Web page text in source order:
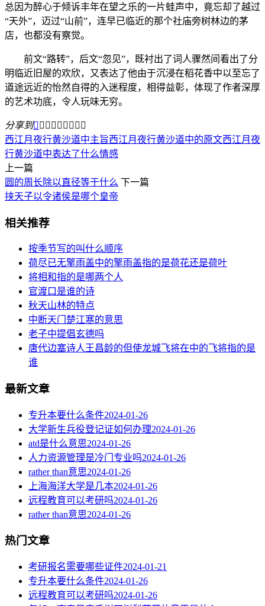
总因为醉心于倾诉丰年在望之乐的一片蛙声中，竟忘却了越过
“天外”，迈过“山前”，连早已临近的那个社庙旁树林边的茅
店，也都没有察觉。
前文“路转”，后文“忽见”，既衬出了词人骤然间看出了分
明临近旧屋的欢欣，又表达了他由于沉浸在稻花香中以至忘了
道途远近的怡然自得的入迷程度，相得益彰，体现了作者深厚
的艺术功底，令人玩味无穷。
分享到        
西江月夜行黄沙道中主旨西江月夜行黄沙道中的原文西江月夜
行黄沙道中表达了什么情感
上一篇
圆的周长除以直径等于什么 下一篇
挟天子以令诸侯是哪个皇帝
相关推荐
按季节写的叫什么顺序
荷尽已无擎雨盖中的擎雨盖指的是荷花还是荷叶
将相和指的是哪两个人
官渡口是谁的诗
秋天山林的特点
中断天门楚江寒的意思
老子中提倡玄德吗
唐代边塞诗人王昌龄的但使龙城飞将在中的飞将指的是
谁
最新文章
专升本要什么条件2024-01-26
大学新生兵役登记证如何办理2024-01-26
atd是什么意思2024-01-26
人力资源管理是冷门专业吗2024-01-26
rather than意思2024-01-26
上海海洋大学是几本2024-01-26
远程教育可以考研吗2024-01-26
rather than意思2024-01-26
热门文章
考研报名需要哪些证件2024-01-21
专升本要什么条件2024-01-26
远程教育可以考研吗2024-01-26